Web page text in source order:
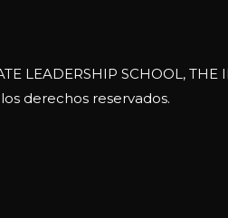
LEADERSHIP SCHOOL,
derechos reservados.